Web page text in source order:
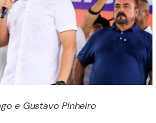
e Gustavo Pinheiro